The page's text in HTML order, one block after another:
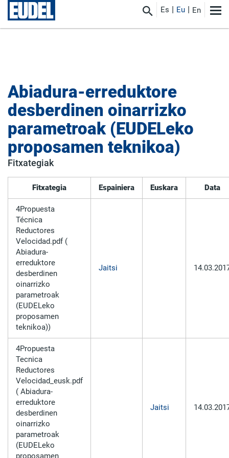
Es Eu En
Abiadura-erreduktore
desberdinen oinarrizko
parametroak (EUDELeko
proposamen teknikoa)
Fitxategiak
Fitxategia Espainiera Euskara Data
4Propuesta
Técnica
Reductores
Velocidad.pdf (
Abiadura-
erreduktore
desberdinen
oinarrizko
parametroak
(EUDELeko
proposamen
teknikoa))
Jaitsi
4Propuesta
Tecnica
Reductores
Velocidad_eusk.pdf
( Abiadura-
erreduktore
desberdinen
oinarrizko
parametroak
(EUDELeko
proposamen
Jaitsi